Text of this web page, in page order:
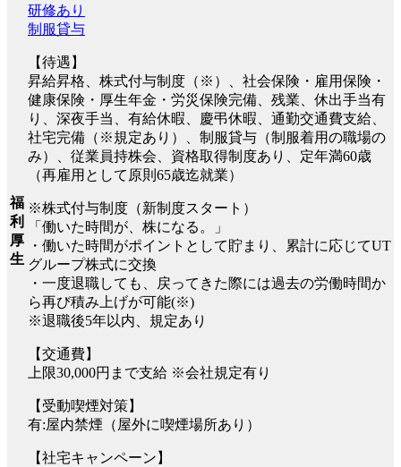
福
利
厚
生
研修あり
制服貸与
【待遇】
昇給昇格、株式付与制度（※）、社会保険・雇用保険・
健康保険・厚生年金・労災保険完備、残業、休出手当有
り、深夜手当、有給休暇、慶弔休暇、通勤交通費支給、
社宅完備（※規定あり）、制服貸与（制服着用の職場の
み）、従業員持株会、資格取得制度あり、定年満60歳
（再雇用として原則65歳迄就業）
※株式付与制度（新制度スタート）
「働いた時間が、株になる。」
・働いた時間がポイントとして貯まり、累計に応じてUT
グループ株式に交換
・一度退職しても、戻ってきた際には過去の労働時間か
ら再び積み上げが可能(※)
※退職後5年以内、規定あり
【交通費】
上限30,000円まで支給 ※会社規定有り
【受動喫煙対策】
有:屋内禁煙（屋外に喫煙場所あり）
【社宅キャンペーン】